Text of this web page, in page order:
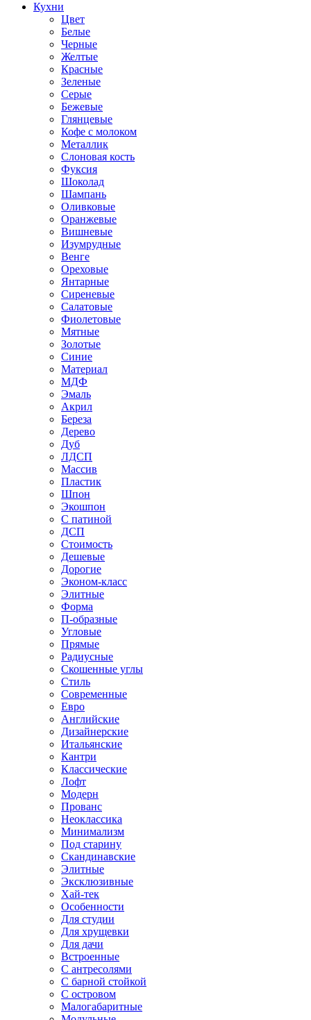
Кухни
Цвет
Белые
Черные
Желтые
Красные
Зеленые
Серые
Бежевые
Глянцевые
Кофе с молоком
Металлик
Слоновая кость
Фуксия
Шоколад
Шампань
Оливковые
Оранжевые
Вишневые
Изумрудные
Венге
Ореховые
Янтарные
Сиреневые
Салатовые
Фиолетовые
Мятные
Золотые
Синие
Материал
МДФ
Эмаль
Акрил
Береза
Дерево
Дуб
ЛДСП
Массив
Пластик
Шпон
Экошпон
С патиной
ДСП
Стоимость
Дешевые
Дорогие
Эконом-класс
Элитные
Форма
П-образные
Угловые
Прямые
Радиусные
Скошенные углы
Стиль
Современные
Евро
Английские
Дизайнерские
Итальянские
Кантри
Классические
Лофт
Модерн
Прованс
Неоклассика
Минимализм
Под старину
Скандинавские
Элитные
Эксклюзивные
Хай-тек
Особенности
Для студии
Для хрущевки
Для дачи
Встроенные
С антресолями
С барной стойкой
С островом
Малогабаритные